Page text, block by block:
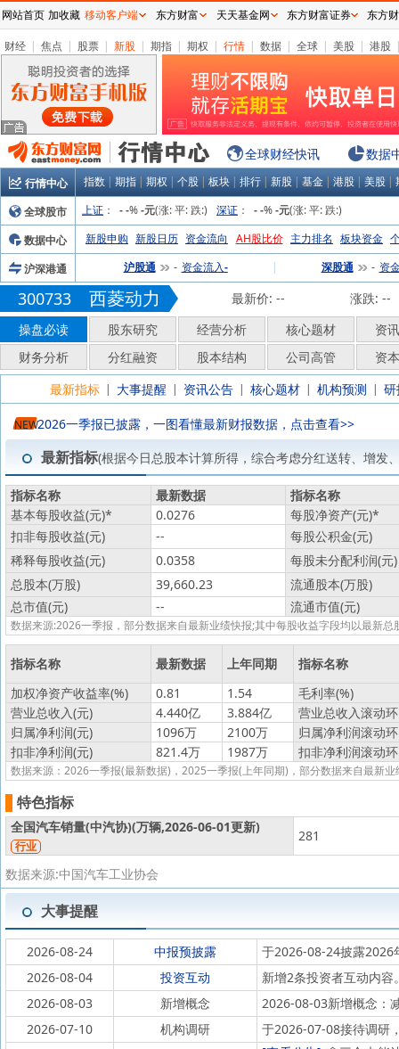
财经 | 焦点 | 股票 | 新股 | 期指 | 期权 | 行情 | 数据 | 全球 | 美股 | 港股
全球财经快讯 数据
行情中心 指数 | 期指 | 期权 | 个股 | 板块 | 排行 | 新股 | 基金 | 港股 | 美股 |
全球股市
上证 ： - -% -元(涨:平:跌:) 深证 ： - -% -元(涨:平:跌:)
数据中心
新股申购 新股日历 资金流向 AH股比价 主力排名 板块资金
沪深港通
沪股通 - 资金流入- | 深股通 - 资
300733 西菱动力 最新价: -- 涨跌: --
操盘必读
股东研究 经营分析 核心题材
资
财务分析
分红融资 股本结构 公司高管
资
最新指标 | 大事提醒 | 资讯公告 | 核心题材 | 机构预测 |
NEW2026一季报已披露，一图看懂最新财报数据，点击查看>>
最新指标(根据今日总股本计算所得，综合考虑分红送转、增发
指标名称 最新数据
指标名称
基本每股收益(元)* 0.0276 每股净资产(元)*
扣非每股收益(元)
--
每股公积金(元)
稀释每股收益(元)
0.0358
每股未分配利润(元)
总股本(万股)
39,660.23
流通股本(万股)
总市值(元)
-- 流通市值(元)
数据来源:2026一季报，部分数据来自最新业绩快报;其中每股收益字段均以最新
指标名称 最新数据 上年同期
指标名称
加权净资产收益率(%)
0.81 1.54
毛利率(%)
营业总收入(元)
4.440亿 3.884亿
营业总收入滚动
归属净利润(元)
1096万 2100万
归属净利润滚动
扣非净利润(元)
821.4万 1987万 扣非净利润滚动
数据来源：2026一季报(最新数据)，2025一季报(上年同期)，部分数据来自最新业
特色指标
全国汽车销量(中汽协)(万辆,2026-06-01更新)
行业
281
数据来源:中国汽车工业协会
大事提醒
2026-08-24 中报预披露
于2026-08-24披露2026
2026-08-04
投资互动
新增2条投资者互动内容
2026-08-03
新增概念
2026-08-03新增概念：
2026-07-10
机构调研 于2026-07-08接待调研
网站首页 加收藏 移动客户端 东方财富 天天基金网 东方财富证券 东方